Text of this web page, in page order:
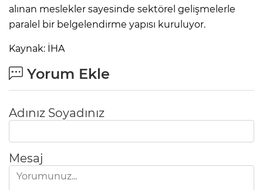
alınan meslekler sayesinde sektörel gelişmelerle
paralel bir belgelendirme yapısı kuruluyor.
Kaynak: İHA
Yorum Ekle
Adınız Soyadınız
Mesaj